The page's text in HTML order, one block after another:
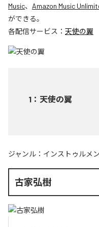
Music、 Amazon Music
ができる。
各配信サービス： 天使の翼
1 ： 天使の翼
ジャンル： インストゥルメ
古家弘樹